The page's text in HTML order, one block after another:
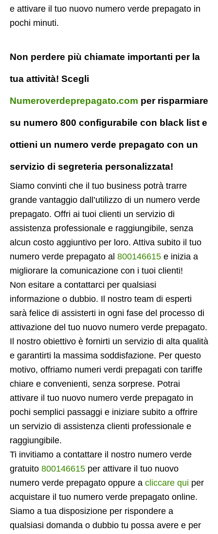
e attivare il tuo nuovo numero verde prepagato in
pochi minuti.
Non perdere più chiamate importanti per la
tua attività! Scegli
Numeroverdeprepagato.com per risparmiare
su numero 800 configurabile con black list e
ottieni un numero verde prepagato con un
servizio di segreteria personalizzata!
Siamo convinti che il tuo business potrà trarre
grande vantaggio dall’utilizzo di un numero verde
prepagato. Offri ai tuoi clienti un servizio di
assistenza professionale e raggiungibile, senza
alcun costo aggiuntivo per loro. Attiva subito il tuo
numero verde prepagato al 800146615 e inizia a
migliorare la comunicazione con i tuoi clienti!
Non esitare a contattarci per qualsiasi
informazione o dubbio. Il nostro team di esperti
sarà felice di assisterti in ogni fase del processo di
attivazione del tuo nuovo numero verde prepagato.
Il nostro obiettivo è fornirti un servizio di alta qualità
e garantirti la massima soddisfazione. Per questo
motivo, offriamo numeri verdi prepagati con tariffe
chiare e convenienti, senza sorprese. Potrai
attivare il tuo nuovo numero verde prepagato in
pochi semplici passaggi e iniziare subito a offrire
un servizio di assistenza clienti professionale e
raggiungibile.
Ti invitiamo a contattare il nostro numero verde
gratuito 800146615 per attivare il tuo nuovo
numero verde prepagato oppure a cliccare qui per
acquistare il tuo numero verde prepagato online.
Siamo a tua disposizione per rispondere a
qualsiasi domanda o dubbio tu possa avere e per